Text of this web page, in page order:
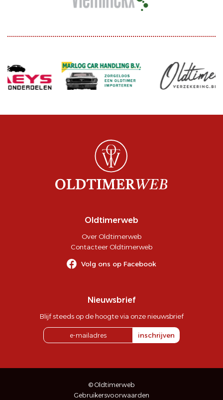
Oldtimerweb
Over Oldtimerweb
Contacteer Oldtimerweb
Volg ons op Facebook
Nieuwsbrief
Blijf steeds op de hoogte via onze nieuwsbrief
inschrijven
© Oldtimerweb
Gebruikersvoorwaarden